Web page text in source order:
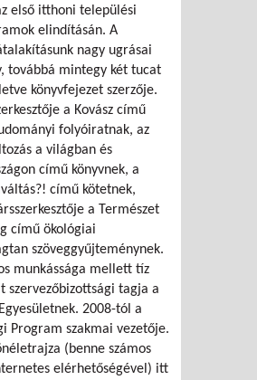
első itthoni települési
elindításán. A
nagy ugrásai
továbbá mintegy két tucat
könyvfejezet szerzője.
a Kovász című
folyóiratnak, az
a világban és
című könyvnek, a
című kötetnek,
a Természet
című ökológiai
szöveggyűjteménynek.
munkássága mellett tíz
szervezőbizottsági tagja a
2008-tól a
Program szakmai vezetője.
(benne számos
elérhetőségével) itt